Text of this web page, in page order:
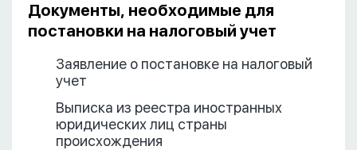
Документы, необходимые для
постановки на налоговый учет
Заявление о постановке на налоговый
учет
Выписка из реестра иностранных
юридических лиц страны
происхождения